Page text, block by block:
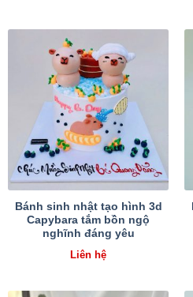
Bánh sinh nhật tạo hình 3d
Capybara tắm bồn ngộ
nghĩnh đáng yêu
Liên hệ